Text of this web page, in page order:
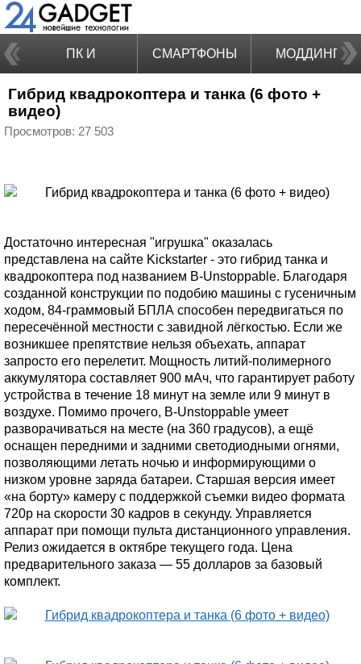
ПК И
НОУТБУКИ
СМАРТФОНЫ МОДДИНГ
Гибрид квадрокоптера и танка (6 фото +
видео)
Просмотров: 27 503
Достаточно интересная "игрушка" оказалась
представлена на сайте Kickstarter - это гибрид танка и
квадрокоптера под названием B-Unstoppable. Благодаря
созданной конструкции по подобию машины с гусеничным
ходом, 84-граммовый БПЛА способен передвигаться по
пересечённой местности с завидной лёгкостью. Если же
возникшее препятствие нельзя объехать, аппарат
запросто его перелетит. Мощность литий-полимерного
аккумулятора составляет 900 мАч, что гарантирует работу
устройства в течение 18 минут на земле или 9 минут в
воздухе. Помимо прочего, B-Unstoppable умеет
разворачиваться на месте (на 360 градусов), а ещё
оснащен передними и задними светодиодными огнями,
позволяющими летать ночью и информирующими о
низком уровне заряда батареи. Старшая версия имеет
«на борту» камеру с поддержкой съемки видео формата
720р на скорости 30 кадров в секунду. Управляется
аппарат при помощи пульта дистанционного управления.
Релиз ожидается в октябре текущего года. Цена
предварительного заказа — 55 долларов за базовый
комплект.